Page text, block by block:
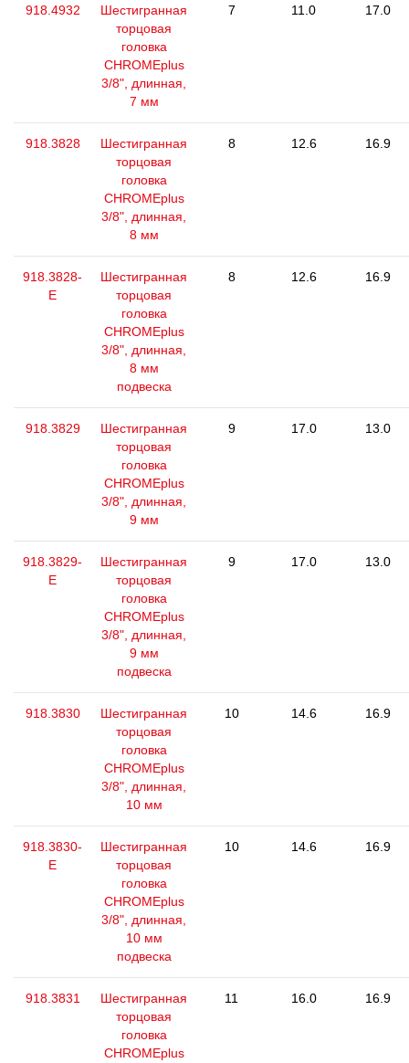
918.4932
Шестигранная
торцовая
головка
CHROMEplus
3/8", длинная,
7 мм
7 11.0 17.0
918.3828
Шестигранная
торцовая
головка
CHROMEplus
3/8", длинная,
8 мм
8 12.6 16.9
918.3828-
E
Шестигранная
торцовая
головка
CHROMEplus
3/8", длинная,
8 мм
подвеска
8 12.6 16.9
918.3829
Шестигранная
торцовая
головка
CHROMEplus
3/8", длинная,
9 мм
9 17.0 13.0
918.3829-
E
Шестигранная
торцовая
головка
CHROMEplus
3/8", длинная,
9 мм
подвеска
9 17.0 13.0
918.3830
Шестигранная
торцовая
головка
CHROMEplus
3/8", длинная,
10 мм
10 14.6 16.9
918.3830-
E
Шестигранная
торцовая
головка
CHROMEplus
3/8", длинная,
10 мм
подвеска
10 14.6 16.9
918.3831
Шестигранная
торцовая
головка
CHROMEplus
11 16.0 16.9